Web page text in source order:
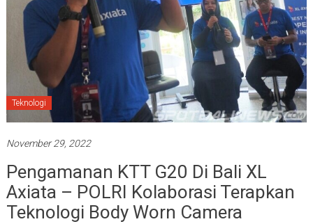
Teknologi
November 29, 2022
Pengamanan KTT G20 Di Bali XL
Axiata – POLRI Kolaborasi Terapkan
Teknologi Body Worn Camera